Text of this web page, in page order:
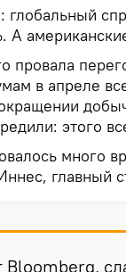
глобальный
А
провала
в апреле
этого
много
главный
Bloomberg,